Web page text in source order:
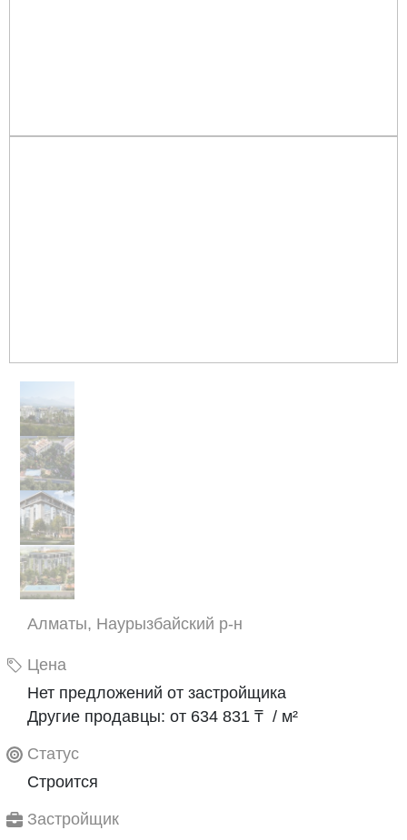
Алматы, Наурызбайский р-н
Цена
Нет предложений от застройщика
Другие продавцы: от 634 831 ₸ / м²
Статус
Строится
Застройщик